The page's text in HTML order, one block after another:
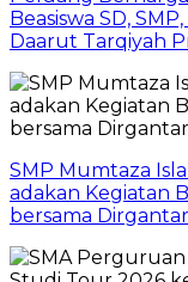
Beasiswa SD,
Daarut Tarqiyah
SMP Mumtaza
adakan Kegiatan
bersama